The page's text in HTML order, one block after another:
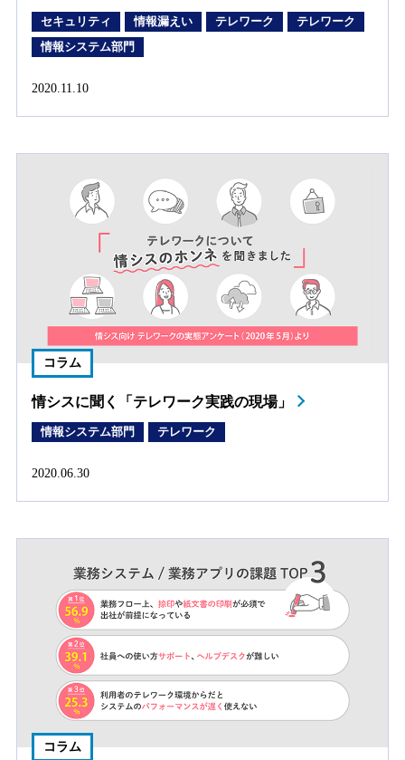
セキュリティ 情報漏えい テレワーク
テレワーク
情報システム部門
2020.11.10
コラム
情シスに聞く「テレワーク実践の現場」
情報システム部門 テレワーク
2020.06.30
コラム